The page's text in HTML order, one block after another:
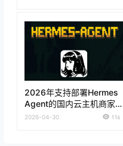
2026年支持部署Hermes
Agent的国内云主机商家推
荐
2026-04-30 116